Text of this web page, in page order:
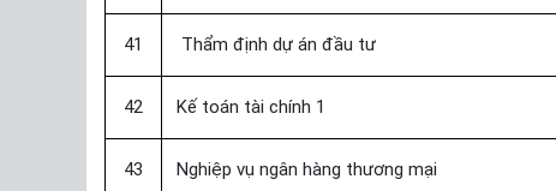
41 Thẩm định dự án đầu tư
42 Kế toán tài chính 1
43 Nghiệp vụ ngân hàng thương mại